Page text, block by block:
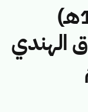
(4374530/ق/1443هـ)
الهندي